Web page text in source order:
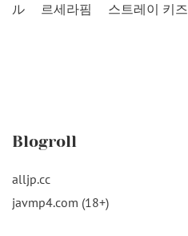
ル
르세라핌 스트레이 키즈
Blogroll
alljp.cc
javmp4.com (18+)